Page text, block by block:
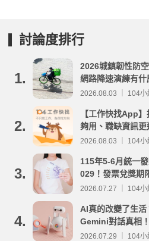
討論度排行
1.
2026城鎮韌性防
網路降速演練有
事項整理
2026.08.03 ｜ 104小
2.
【工作快找App
夠用、職缺資訊
2026.08.03 ｜ 104小
3.
115年5-6月統一
029！發票兌獎期
2026.07.27 ｜ 104小
4.
AI真的改變了生
Gemini對話真相！
2026.07.29 ｜ 104小